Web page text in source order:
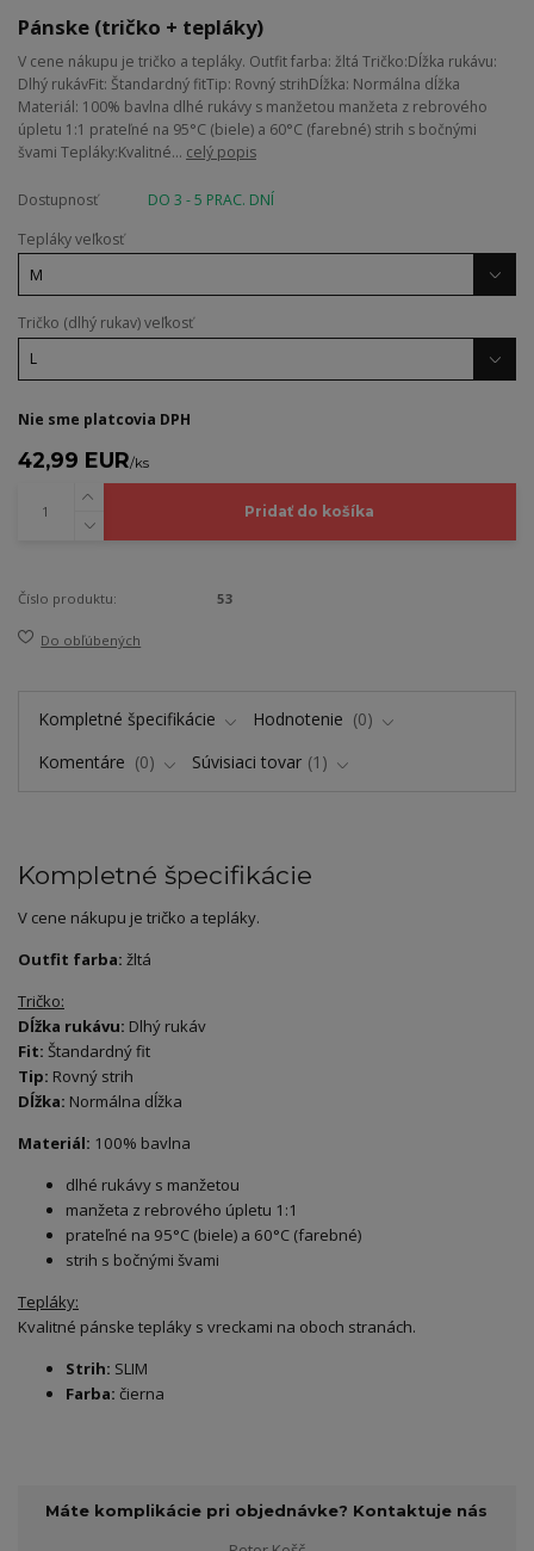
Pánske (tričko + tepláky)
V cene nákupu je tričko a tepláky. Outfit farba: žltá Tričko:Dĺžka rukávu:
Dlhý rukávFit: Štandardný fitTip: Rovný strihDĺžka: Normálna dĺžka
Materiál: 100% bavlna dlhé rukávy s manžetou manžeta z rebrového
úpletu 1:1 prateľné na 95°C (biele) a 60°C (farebné) strih s bočnými
švami Tepláky:Kvalitné... celý popis
Dostupnosť
DO 3 - 5 PRAC. DNÍ
Tepláky veľkosť
Tričko (dlhý rukav) veľkosť
Nie sme platcovia DPH
42,99 EUR/ks
Pridať do košíka
Číslo produktu: 53
Do obľúbených
Kompletné špecifikácie Hodnotenie
0
Komentáre
0 Súvisiaci tovar 1
Kompletné špecifikácie
V cene nákupu je tričko a tepláky.
Outfit farba: žltá
Tričko:
Dĺžka rukávu: Dlhý rukáv
Fit: Štandardný fit
Tip: Rovný strih
Dĺžka: Normálna dĺžka
Materiál: 100% bavlna
dlhé rukávy s manžetou
manžeta z rebrového úpletu 1:1
prateľné na 95°C (biele) a 60°C (farebné)
strih s bočnými švami
Tepláky:
Kvalitné pánske tepláky s vreckami na oboch stranách.
Strih: SLIM
Farba: čierna
Máte komplikácie pri objednávke? Kontaktuje nás